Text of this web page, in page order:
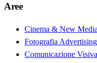
Aree
Cinema & New Media
Fotografia
Comunicazione